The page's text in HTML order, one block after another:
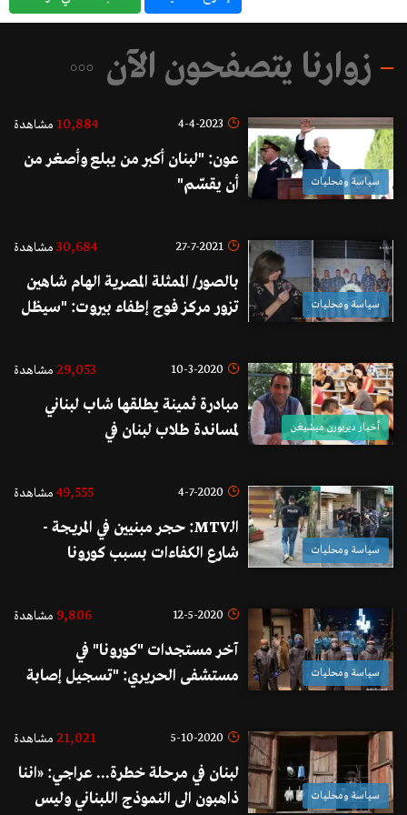
زوارنا يتصفحون الآن
سياسة ومحليات
4-4-2023
10,884 مشاهدة
عون: "لبنان أكبر من يبلع وأصغر من
أن يقسّم"
سياسة ومحليات
27-7-2021
30,684 مشاهدة
بالصور/ الممثلة المصرية الهام شاهين
تزور مركز فوج إطفاء بيروت: "سيظل
رغم كل الظروف الصعبة"
أخبار ديربورن ميشيغن
10-3-2020
29,053 مشاهدة
مبادرة ثمينة يطلقها شاب لبناني
لمساندة طلاب لبنان في
حال تعثر حصولهم من الأموال
سياسة ومحليات
4-7-2020
49,555 مشاهدة
الـMTV: حجر مبنيين في المريجة -
شارع الكفاءات بسبب كورونا
سياسة ومحليات
12-5-2020
9,806 مشاهدة
آخر مستجدات "كورونا" في
مستشفى الحريري: "تسجيل إصابة
حالتين للشفاء "
سياسة ومحليات
5-10-2020
21,021 مشاهدة
لبنان في مرحلة خطرة... عراجي: «اننا
ذاهبون الى النموذج اللبناني وليس